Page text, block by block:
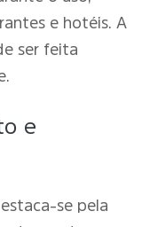
e hotéis. A
ser feita
e
se pela